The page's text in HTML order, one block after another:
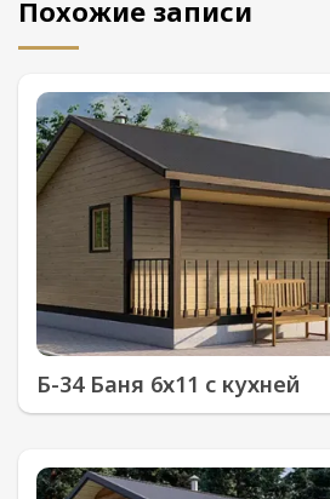
Похожие записи
Б-34 Баня 6х11 с кухней